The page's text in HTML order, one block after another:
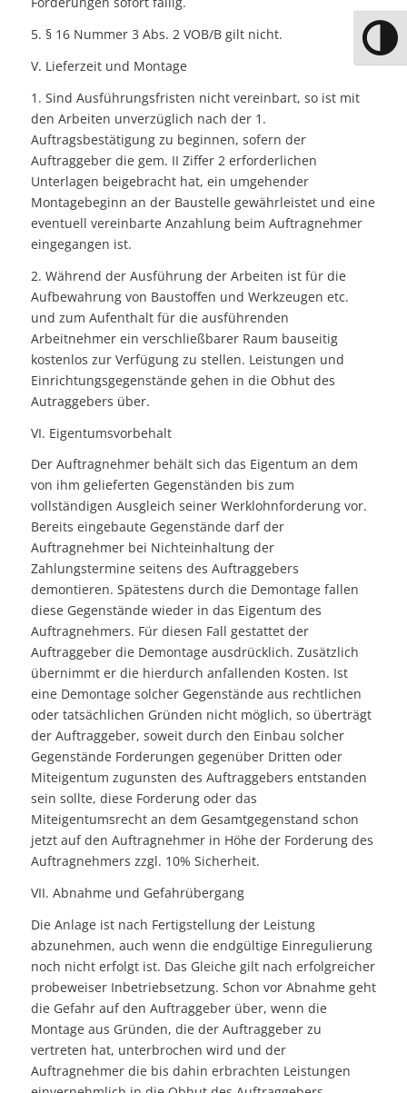
5. § 16 Nummer 3 Abs. 2 VOB/B gilt nicht.
V. Lieferzeit und Montage
1. Sind Ausführungsfristen nicht vereinbart, so ist mit
den Arbeiten unverzüglich nach der 1.
Auftragsbestätigung zu beginnen, sofern der
Auftraggeber die gem. II Ziffer 2 erforderlichen
Unterlagen beigebracht hat, ein umgehender
Montagebeginn an der Baustelle gewährleistet und eine
eventuell vereinbarte Anzahlung beim Auftragnehmer
eingegangen ist.
2. Während der Ausführung der Arbeiten ist für die
Aufbewahrung von Baustoffen und Werkzeugen etc.
und zum Aufenthalt für die ausführenden
Arbeitnehmer ein verschließbarer Raum bauseitig
kostenlos zur Verfügung zu stellen. Leistungen und
Einrichtungsgegenstände gehen in die Obhut des
Autraggebers über.
VI. Eigentumsvorbehalt
Der Auftragnehmer behält sich das Eigentum an dem
von ihm gelieferten Gegenständen bis zum
vollständigen Ausgleich seiner Werklohnforderung vor.
Bereits eingebaute Gegenstände darf der
Auftragnehmer bei Nichteinhaltung der
Zahlungstermine seitens des Auftraggebers
demontieren. Spätestens durch die Demontage fallen
diese Gegenstände wieder in das Eigentum des
Auftragnehmers. Für diesen Fall gestattet der
Auftraggeber die Demontage ausdrücklich. Zusätzlich
übernimmt er die hierdurch anfallenden Kosten. Ist
eine Demontage solcher Gegenstände aus rechtlichen
oder tatsächlichen Gründen nicht möglich, so überträgt
der Auftraggeber, soweit durch den Einbau solcher
Gegenstände Forderungen gegenüber Dritten oder
Miteigentum zugunsten des Auftraggebers entstanden
sein sollte, diese Forderung oder das
Miteigentumsrecht an dem Gesamtgegenstand schon
jetzt auf den Auftragnehmer in Höhe der Forderung des
Auftragnehmers zzgl. 10% Sicherheit.
VII. Abnahme und Gefahrübergang
Die Anlage ist nach Fertigstellung der Leistung
abzunehmen, auch wenn die endgültige Einregulierung
noch nicht erfolgt ist. Das Gleiche gilt nach erfolgreicher
probeweiser Inbetriebsetzung. Schon vor Abnahme geht
die Gefahr auf den Auftraggeber über, wenn die
Montage aus Gründen, die der Auftraggeber zu
vertreten hat, unterbrochen wird und der
Auftragnehmer die bis dahin erbrachten Leistungen